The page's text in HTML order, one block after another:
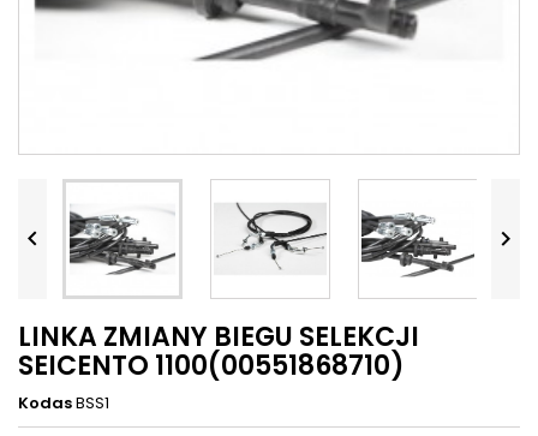
 
 
LINKA ZMIANY BIEGU SELEKCJI
SEICENTO 1100(00551868710)
KodasBSS1